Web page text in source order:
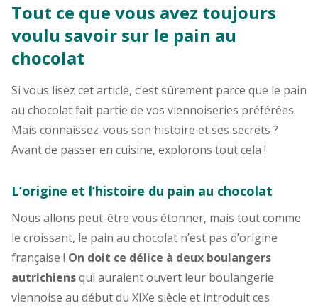
Tout ce que vous avez toujours
voulu savoir sur le pain au
chocolat
Si vous lisez cet article, c’est sûrement parce que le pain
au chocolat fait partie de vos viennoiseries préférées.
Mais connaissez-vous son histoire et ses secrets ?
Avant de passer en cuisine, explorons tout cela !
L’origine et l’histoire du pain au chocolat
Nous allons peut-être vous étonner, mais tout comme
le croissant, le pain au chocolat n’est pas d’origine
française ! On doit ce délice à deux boulangers
autrichiensqui auraient ouvert leur boulangerie
viennoise au début du XIXe siècle et introduit ces